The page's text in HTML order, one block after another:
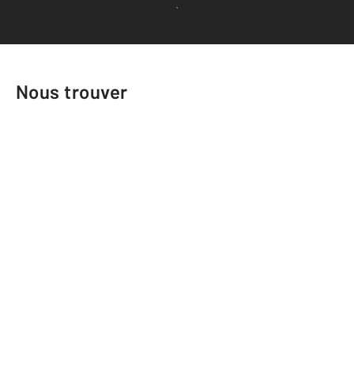
Voir tous les avis clients
Nous trouver